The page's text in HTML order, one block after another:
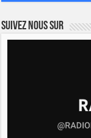
Suivez nous sur